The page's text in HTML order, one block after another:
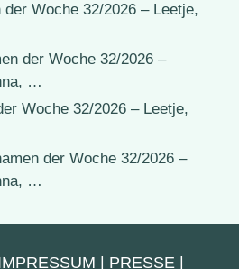
der Woche 32/2026 – Leetje,
der Woche 32/2026 –
…
Woche 32/2026 – Leetje,
der Woche 32/2026 –
…
PRESSE